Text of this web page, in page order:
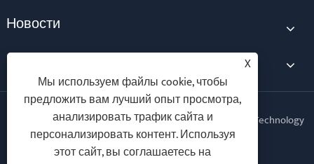
Новости
Контакты
Copyright © 2025 Xiamen Kechuang Electromechanical Technology
Co., Ltd. Все права защищены.
X
Мы используем файлы cookie, чтобы
предложить вам лучший опыт просмотра,
анализировать трафик сайта и
персонализировать контент. Используя
этот сайт, вы соглашаетесь на